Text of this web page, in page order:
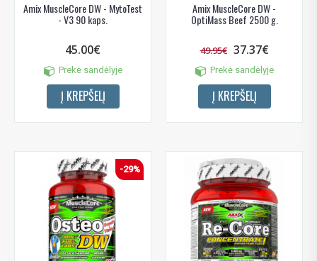
Amix MuscleCore DW - MytoTest
- V3 90 kaps.
45.00€
Prekė sandėlyje
Į KREPŠELĮ
Amix MuscleCore DW -
OptiMass Beef 2500 g.
49.95€ 37.37€
Prekė sandėlyje
Į KREPŠELĮ
-29%